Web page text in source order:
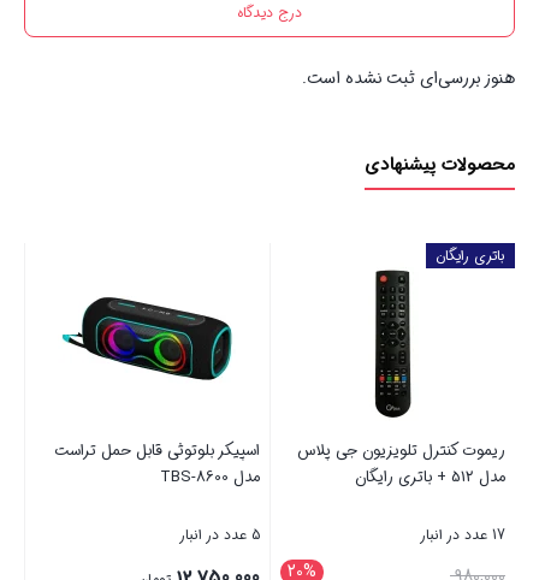
درج دیدگاه
هنوز بررسی‌ای ثبت نشده است.
محصولات پیشنهادی
ریموت کنترل تلویزیون جی پلاس
مدل 512 + باتری رایگان
17 عدد در انبار
20%
باتری رایگان
اسپیکر بلوتوثی قابل حمل تراست
مدل TBS-8600
5 عدد در انبار